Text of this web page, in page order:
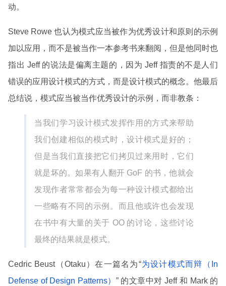
动。
Steve Rowe 也认为模式应当被作为优秀设计和原则的示例
加以应用，而不是被当作一本参考书来翻阅，但是他同时也
指出 Jeff 的说法是偏离主题的，因为 Jeff 指责的不是人们
错误的应用设计模式的方式，而是设计模式的概念。他最后
总结说，模式应当被当作优秀设计的示例，而非教条：
当我们学习设计模式发挥作用的方式来帮助
我们创建相似的模式时，设计模式是好的；
但是当我们直接把它们拷贝过来用时，它们
就是坏的。如果有人翻开 GoF 的书，他就会
发现作者常常都会为每一种设计模式都给出
一些略有不同的示例。而且他或许也会发现
在书中有大量的关于 OO 的讨论，这些讨论
最终的结果就是模式。
Cedric Beust（Otaku）在一篇名为“为设计模式而辩（In
Defense of Design Patterns） ” 的文章中对 Jeff 和 Mark 的